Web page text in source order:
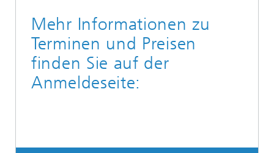
Mehr Informationen zu
Terminen und Preisen
finden Sie auf der
Anmeldeseite: